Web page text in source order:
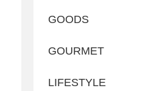
GOODS
GOURMET
LIFESTYLE